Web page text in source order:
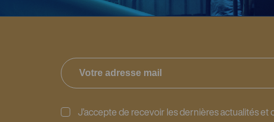
J’accepte de recevoir les dernières actualités et